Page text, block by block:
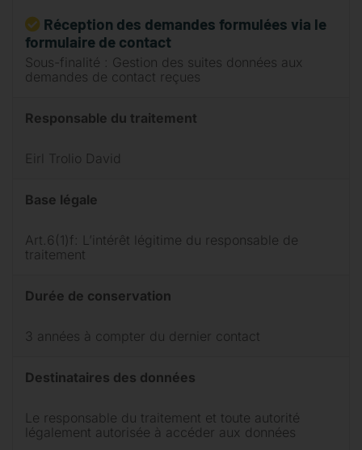
Réception des demandes formulées via le
formulaire de contact
Sous-finalité : Gestion des suites données aux
demandes de contact reçues
Responsable du traitement
Eirl Trolio David
Base légale
Art.6(1)f: L’intérêt légitime du responsable de
traitement
Durée de conservation
3 années à compter du dernier contact
Destinataires des données
Le responsable du traitement et toute autorité
légalement autorisée à accéder aux données